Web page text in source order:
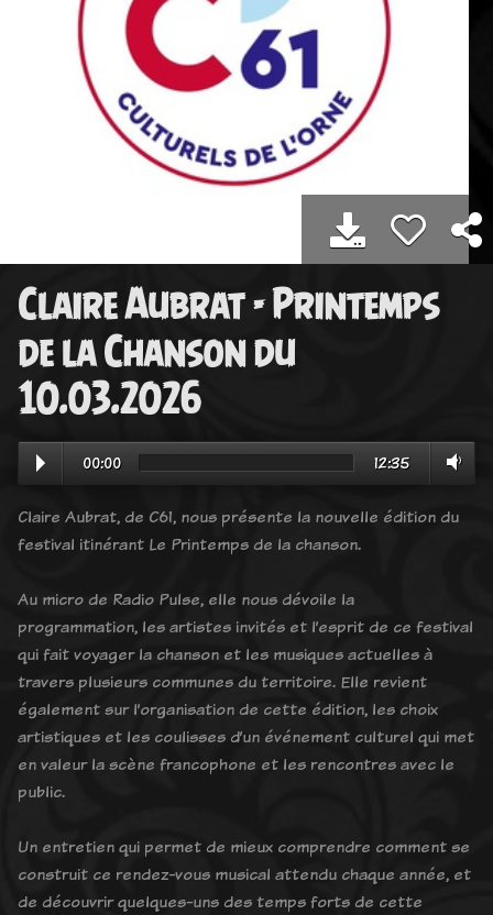
Claire Aubrat - Printemps
de la Chanson du
10.03.2026
00:00 12:35
Claire Aubrat, de C61, nous présente la nouvelle édition du
festival itinérant Le Printemps de la chanson.
Au micro de Radio Pulse, elle nous dévoile la
programmation, les artistes invités et l’esprit de ce festival
qui fait voyager la chanson et les musiques actuelles à
travers plusieurs communes du territoire. Elle revient
également sur l’organisation de cette édition, les choix
artistiques et les coulisses d’un événement culturel qui met
en valeur la scène francophone et les rencontres avec le
public.
Un entretien qui permet de mieux comprendre comment se
construit ce rendez-vous musical attendu chaque année, et
de découvrir quelques-uns des temps forts de cette